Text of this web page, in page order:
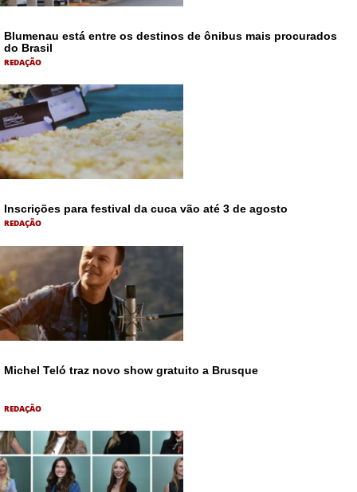
Blumenau está entre os destinos de ônibus mais procurados
do Brasil
REDAÇÃO
Inscrições para festival da cuca vão até 3 de agosto
REDAÇÃO
Michel Teló traz novo show gratuito a Brusque
REDAÇÃO